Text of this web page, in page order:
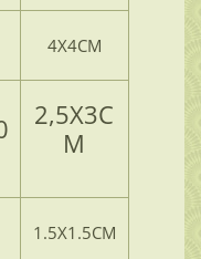
4X4CM
2,5X3C
M
1.5X1.5CM